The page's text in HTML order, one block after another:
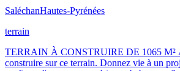
SaléchanHautes-Pyrénées
terrain
TERRAIN À CONSTRUIRE DE 1065 M²
construire sur ce terrain. Donnez vie à un